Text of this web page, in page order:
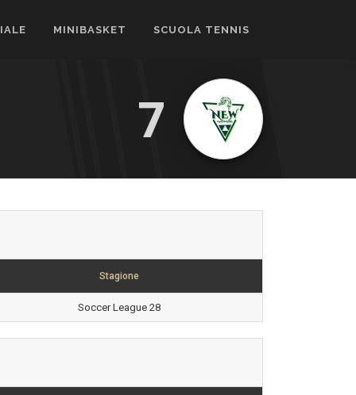
MINIBASKET SCUOLA TENNIS
7
Stagione
Soccer League 28